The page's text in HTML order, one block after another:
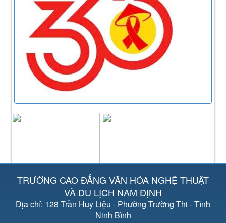
TRƯỜNG CAO ĐẲNG VĂN HÓA NGHỆ THUẬT
VÀ DU LỊCH NAM ĐỊNH
Địa chỉ: 128 Trần Huy Liệu - Phường Trường Thi - Tỉnh
Ninh Bình